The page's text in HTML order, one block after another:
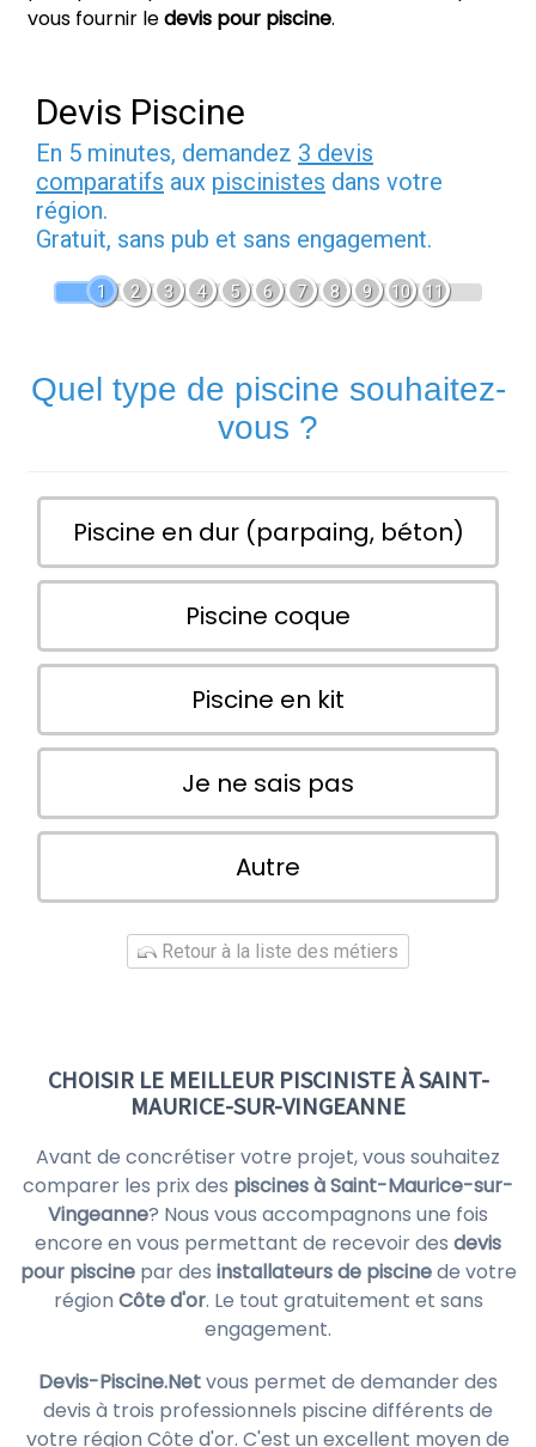
vous fournir ledevis pour piscine.
Devis Piscine
En 5 minutes, demandez 3 devis
comparatifs aux piscinistes dans votre
région.
Gratuit, sans pub et sans engagement.
1 2 3 4 5 6 7 8 9 10 11
Quel type de piscine souhaitez-
vous ?
Piscine en dur (parpaing, béton)
Piscine coque
Piscine en kit
Je ne sais pas
Autre
Retour à la liste des métiers
CHOISIR LE MEILLEUR PISCINISTE À SAINT-
MAURICE-SUR-VINGEANNE
Avant de concrétiser votre projet, vous souhaitez
comparer les prix des piscines à Saint-Maurice-sur-
Vingeanne? Nous vous accompagnons une fois
encore en vous permettant de recevoir des devis
pour piscinepar des installateurs de piscinede votre
région Côte d'or. Le tout gratuitement et sans
engagement.
Devis-Piscine.Netvous permet de demander des
devis à trois professionnels piscine différents de
votre région Côte d'or. C'est un excellent moyen de